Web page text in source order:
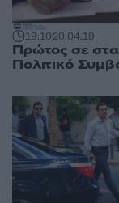
19:1020.04.19
Πρώτος σε
Πολιτικό